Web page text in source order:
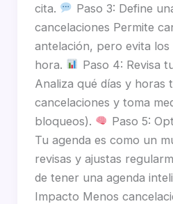
cita.
Paso 3: Define
cancelaciones Permite
antelación, pero evita los
hora.
Paso 4: Revisa
Analiza qué días y horas
cancelaciones y toma
bloqueos).
Paso 5:
Tu agenda es como un
revisas y ajustas
de tener una agenda
Impacto Menos